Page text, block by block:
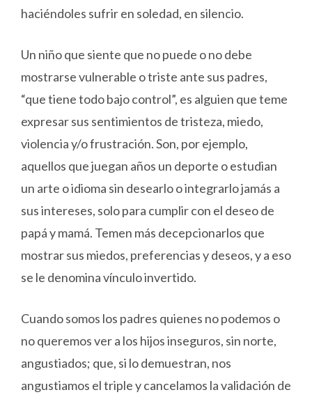
haciéndoles sufrir en soledad, en silencio.
Un niño que siente que no puede o no debe
mostrarse vulnerable o triste ante sus padres,
“que tiene todo bajo control”, es alguien que teme
expresar sus sentimientos de tristeza, miedo,
violencia y/o frustración. Son, por ejemplo,
aquellos que juegan años un deporte o estudian
un arte o idioma sin desearlo o integrarlo jamás a
sus intereses, solo para cumplir con el deseo de
papá y mamá. Temen más decepcionarlos que
mostrar sus miedos, preferencias y deseos, y a eso
se le denomina vínculo invertido.
Cuando somos los padres quienes no podemos o
no queremos ver a los hijos inseguros, sin norte,
angustiados; que, si lo demuestran, nos
angustiamos el triple y cancelamos la validación de